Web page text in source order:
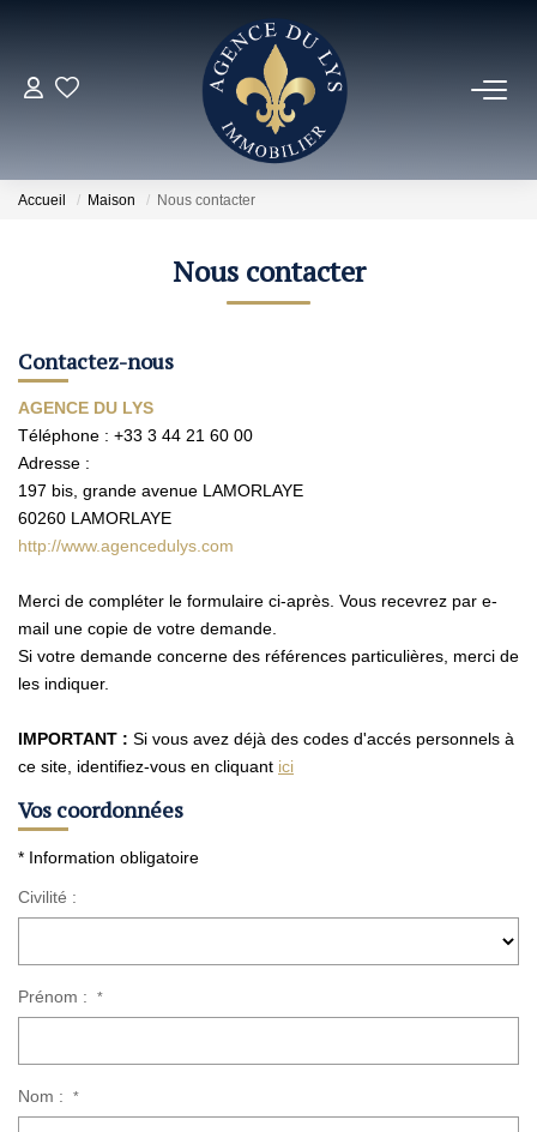
ACHETER
Louer
NOS NOUVEAUTÉS
NOS AGENCES
Avis Clients
Actualités
ALERTE IMMO
Accueil Maison Nous contacter
Nous contacter
Contactez-nous
AGENCE DU LYS
Téléphone : +33 3 44 21 60 00
Adresse :
197 bis, grande avenue LAMORLAYE
60260 LAMORLAYE
http://www.agencedulys.com
Merci de compléter le formulaire ci-après. Vous recevrez par e-
mail une copie de votre demande.
Si votre demande concerne des références particulières, merci de
les indiquer.
IMPORTANT : Si vous avez déjà des codes d'accés personnels à
ce site, identifiez-vous en cliquant ici
Vos coordonnées
* Information obligatoire
Civilité :
Prénom : *
Nom : *